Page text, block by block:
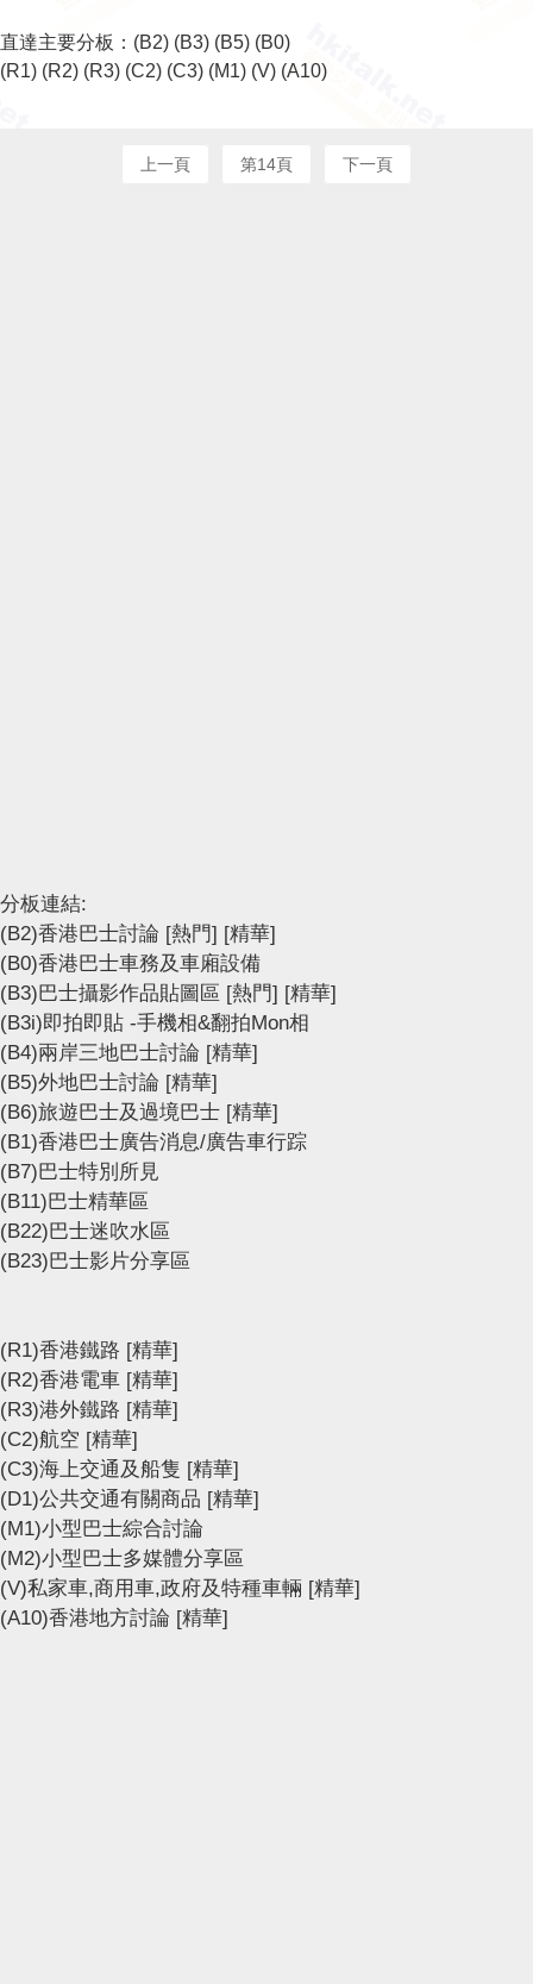
直達主要分板： (B2) (B3) (B5) (B0)
(R1) (R2) (R3) (C2) (C3) (M1) (V) (A10)
上一頁 第14頁 下一頁
分板連結:
(B2)香港巴士討論 [熱門] [精華]
(B0)香港巴士車務及車廂設備
(B3)巴士攝影作品貼圖區 [熱門] [精華]
(B3i)即拍即貼 -手機相&翻拍Mon相
(B4)兩岸三地巴士討論 [精華]
(B5)外地巴士討論 [精華]
(B6)旅遊巴士及過境巴士 [精華]
(B1)香港巴士廣告消息/廣告車行踪
(B7)巴士特別所見
(B11)巴士精華區
(B22)巴士迷吹水區
(B23)巴士影片分享區
(R1)香港鐵路 [精華]
(R2)香港電車 [精華]
(R3)港外鐵路 [精華]
(C2)航空 [精華]
(C3)海上交通及船隻 [精華]
(D1)公共交通有關商品 [精華]
(M1)小型巴士綜合討論
(M2)小型巴士多媒體分享區
(V)私家車,商用車,政府及特種車輛 [精華]
(A10)香港地方討論 [精華]